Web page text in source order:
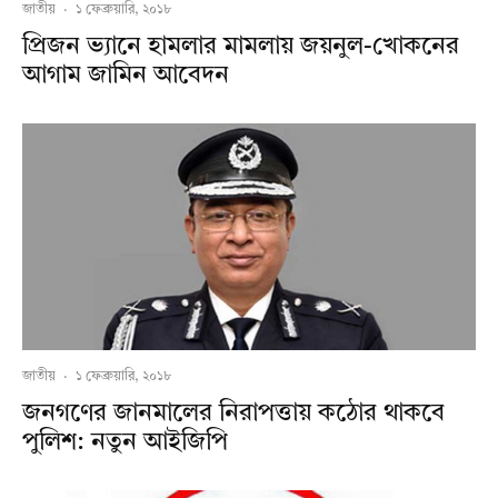
জাতীয় · ১ ফেব্রুয়ারি, ২০১৮
প্রিজন ভ্যানে হামলার মামলায় জয়নুল-খোকনের
আগাম জামিন আবেদন
জাতীয় · ১ ফেব্রুয়ারি, ২০১৮
জনগণের জানমালের নিরাপত্তায় কঠোর থাকবে
পুলিশ: নতুন আইজিপি